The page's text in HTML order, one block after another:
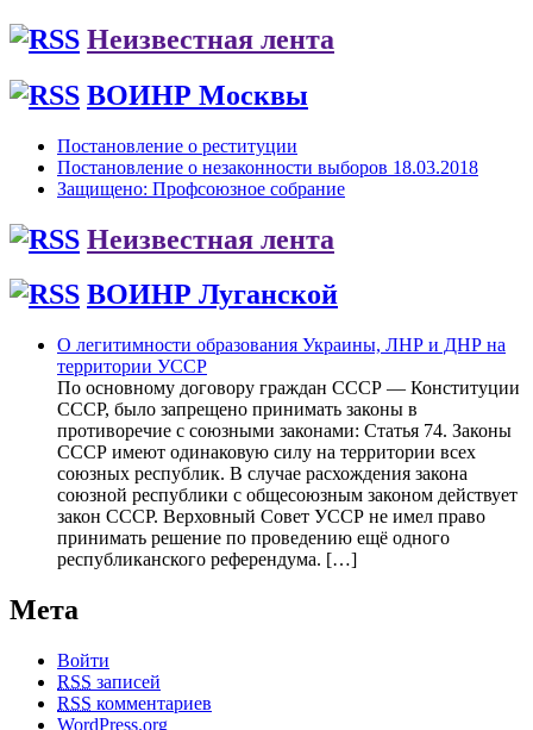
Неизвестная лента
ВОИНР Москвы
Постановление о реституции
Постановление о незаконности выборов 18.03.2018
Защищено: Профсоюзное собрание
Неизвестная лента
ВОИНР Луганской
О легитимности образования Украины, ЛНР и ДНР на
территории УССР
По основному договору граждан СССР — Конституции
СССР, было запрещено принимать законы в
противоречие с союзными законами: Статья 74. Законы
СССР имеют одинаковую силу на территории всех
союзных республик. В случае расхождения закона
союзной республики с общесоюзным законом действует
закон СССР. Верховный Совет УССР не имел право
принимать решение по проведению ещё одного
республиканского референдума. […]
Мета
Войти
RSS записей
RSS комментариев
WordPress.org